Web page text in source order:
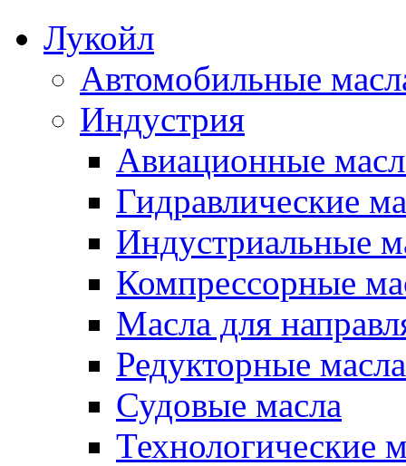
Лукойл
Автомобильные
Индустрия
Авиационные
Гидравлические
Индустриальные
Компрессорные
Масла для
Редукторные масла
Судовые масла
Технологические